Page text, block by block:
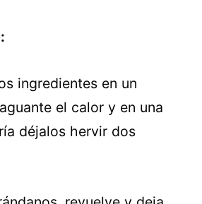
ingredientes en un
el calor y en una
déjalos hervir dos